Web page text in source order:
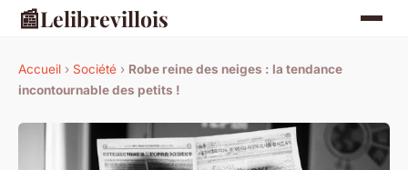
📰Lelibrevillois
Accueil › Société › Robe reine des neiges : la tendance
incontournable des petits !